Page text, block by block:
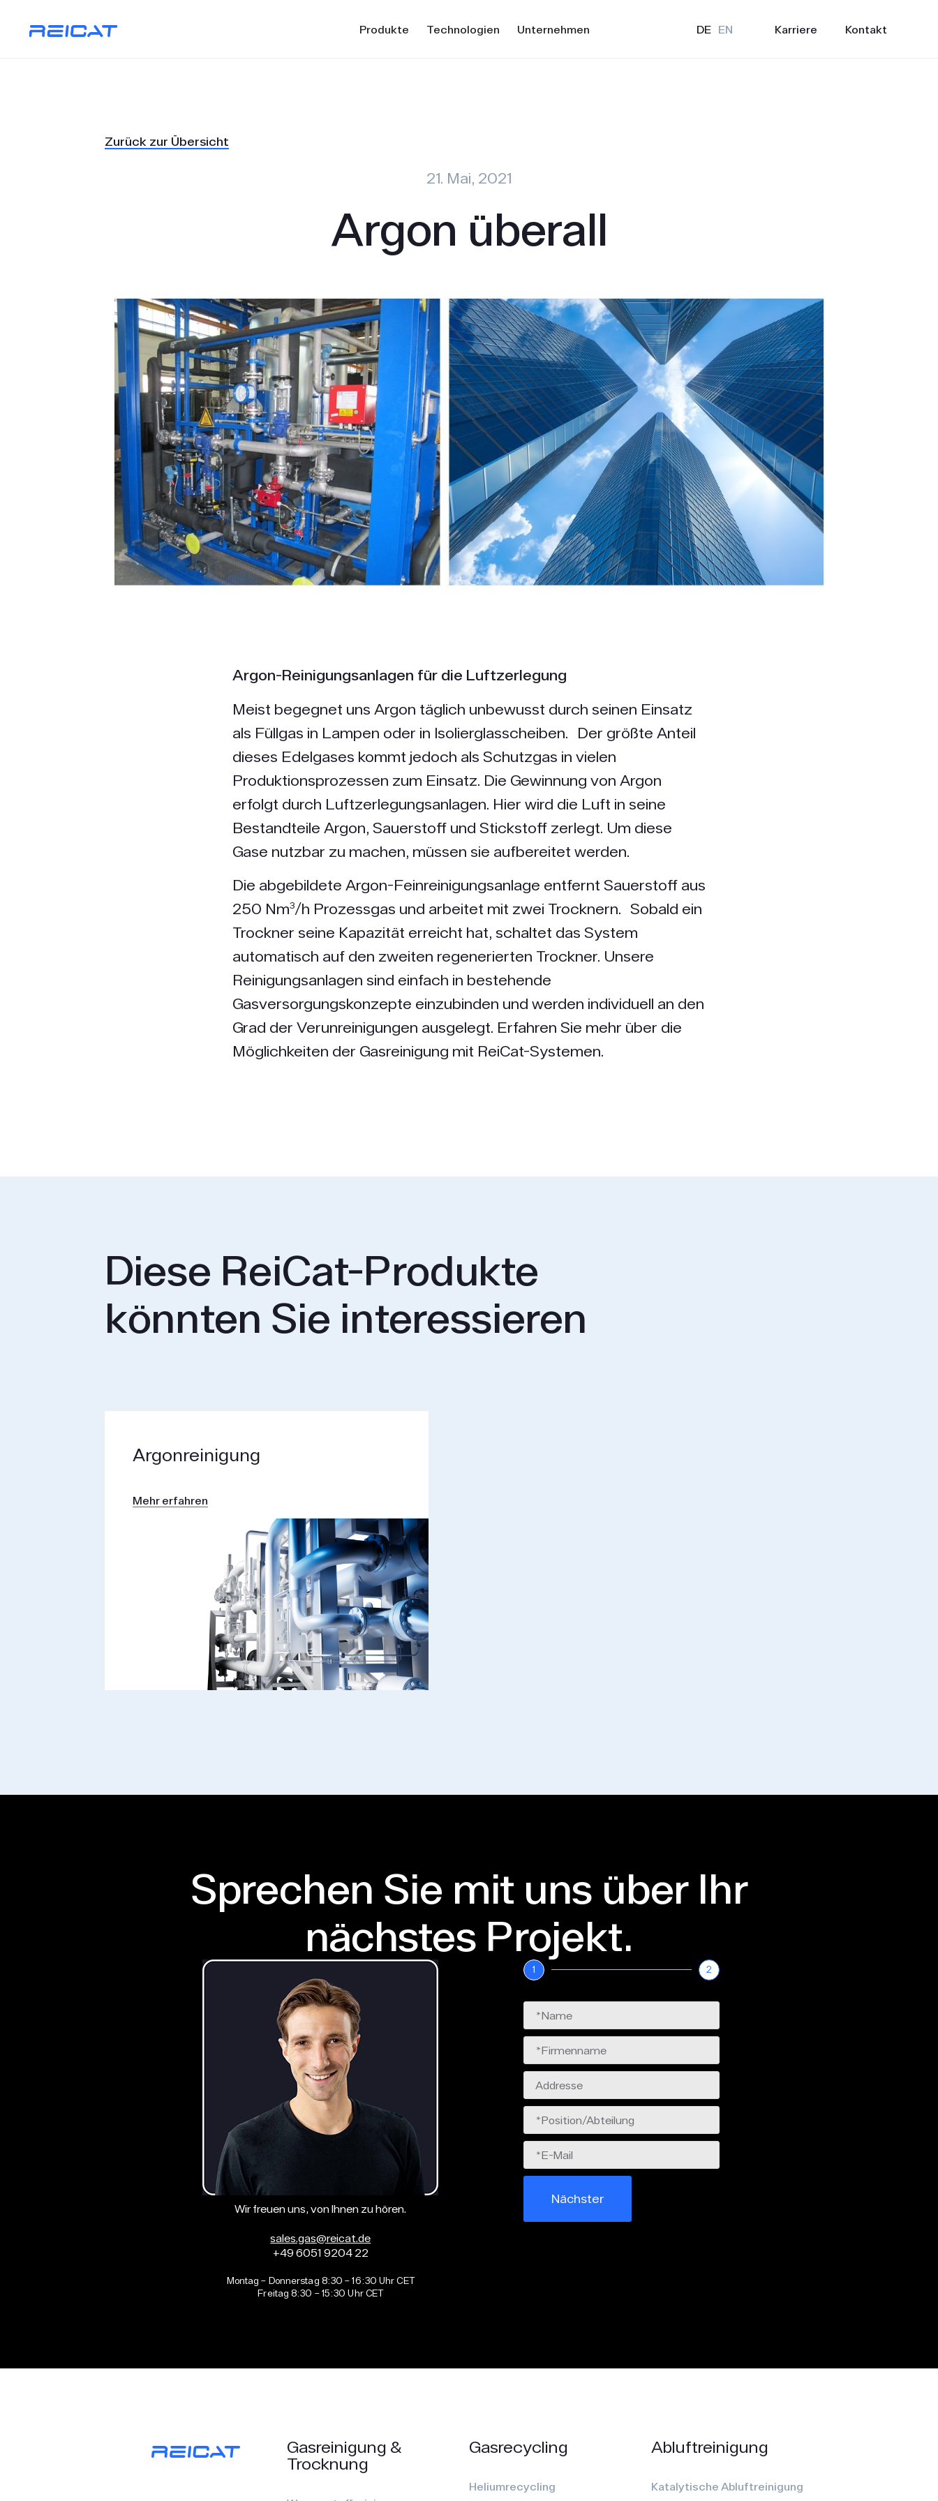
Produkte Technologien Unternehmen DE EN Karriere Kontakt
Zurück zur Übersicht
21. Mai, 2021
Argon überall
Argon-Reinigungsanlagen für die Luftzerlegung
Meist begegnet uns Argon täglich unbewusst durch seinen Einsatz
als Füllgas in Lampen oder in Isolierglas­scheiben. Der größte Anteil
dieses Edelgases kommt jedoch als Schutzgas in vielen
Produktionsprozessen zum Einsatz. Die Gewinnung von Argon
erfolgt durch Luftzerlegungsanlagen. Hier wird die Luft in seine
Bestandteile Argon, Sauerstoff und Stickstoff zerlegt. Um diese
Gase nutzbar zu machen, müssen sie aufbereitet werden.
Die abgebildete Argon-Feinreinigungsanlage entfernt Sauerstoff aus
250 Nm³/h Prozessgas und arbeitet mit zwei Trocknern. Sobald ein
Trockner seine Kapazität erreicht hat, schaltet das System
automatisch auf den zweiten regenerierten Trockner. Unsere
Reinigungsanlagen sind einfach in bestehende
Gasversorgungskonzepte einzu­binden und werden individuell an den
Grad der Verunreinigungen ausgelegt. Erfahren Sie mehr über die
Möglichkeiten der Gasreinigung mit ReiCat-Systemen.
Diese ReiCat-Produkte
könnten Sie interessieren
Argon­reinigung
Mehr erfahren
Sprechen Sie mit uns über Ihr
nächstes Projekt.
Wir freuen uns, von Ihnen zu hören.
sales.gas@reicat.de
+49 6051 9204 22
Montag – Donnerstag 8:30 – 16:30 Uhr CET
Freitag 8:30 – 15:30 Uhr CET
1 2
Nächster
Gasreinigung &
Trocknung
Gasrecycling
Heliumrecycling
Abluft­reinigung
Katalytische Abluftreinigung